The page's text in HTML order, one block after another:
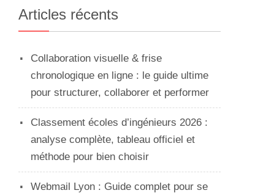
Articles récents
Collaboration visuelle & frise
chronologique en ligne : le guide ultime
pour structurer, collaborer et performer
Classement écoles d’ingénieurs 2026 :
analyse complète, tableau officiel et
méthode pour bien choisir
Webmail Lyon : Guide complet pour se